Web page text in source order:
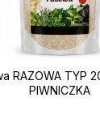
RAZOWA TYP
PIWNICZKA